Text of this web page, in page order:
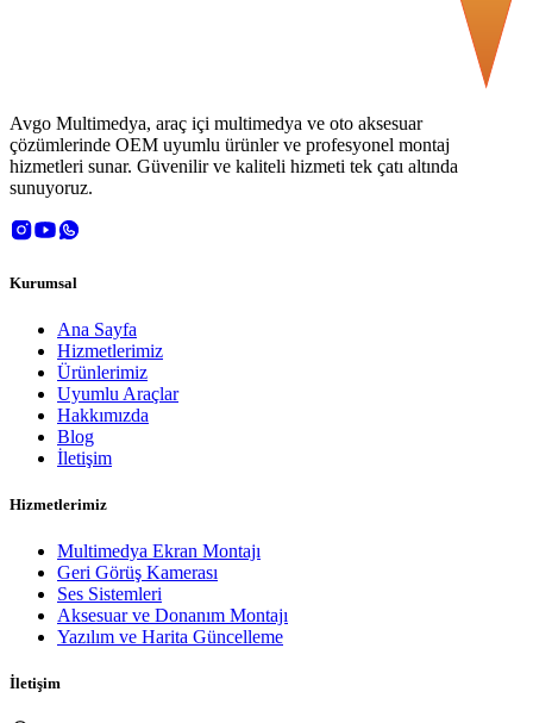
Avgo Multimedya, araç içi multimedya ve oto aksesuar
çözümlerinde OEM uyumlu ürünler ve profesyonel montaj
hizmetleri sunar. Güvenilir ve kaliteli hizmeti tek çatı altında
sunuyoruz.
Kurumsal
Ana Sayfa
Hizmetlerimiz
Ürünlerimiz
Uyumlu Araçlar
Hakkımızda
Blog
İletişim
Hizmetlerimiz
Multimedya Ekran Montajı
Geri Görüş Kamerası
Ses Sistemleri
Aksesuar ve Donanım Montajı
Yazılım ve Harita Güncelleme
İletişim